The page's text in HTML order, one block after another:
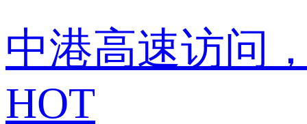
中港高速访问
HOT